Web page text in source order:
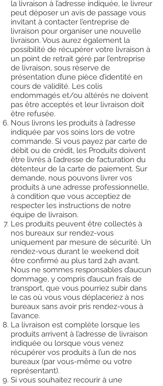
la livraison à l’adresse indiquée, le livreur
peut déposer un avis de passage vous
invitant à contacter l’entreprise de
livraison pour organiser une nouvelle
livraison. Vous aurez également la
possibilité de récupérer votre livraison à
un point de retrait géré par l’entreprise
de livraison, sous réserve de
présentation d’une pièce d’identité en
cours de validité. Les colis
endommagés et/ou altérés ne doivent
pas être acceptés et leur livraison doit
être refusée.
Nous livrons les produits à l’adresse
indiquée par vos soins lors de votre
commande. Si vous payez par carte de
débit ou de crédit, les Produits doivent
être livrés à l’adresse de facturation du
détenteur de la carte de paiement. Sur
demande, nous pouvons livrer vos
produits à une adresse professionnelle,
à condition que vous acceptiez de
respecter les instructions de notre
équipe de livraison.
Les produits peuvent être collectés à
nos bureaux sur rendez-vous
uniquement par mesure de sécurité. Un
rendez-vous durant le weekend doit
être confirmé au plus tard 24h avant.
Nous ne sommes responsables d’aucun
dommage, y compris d’aucun frais de
transport, que vous pourriez subir dans
le cas où vous vous déplaceriez à nos
bureaux sans avoir pris rendez-vous à
l’avance.
La livraison est complète lorsque les
produits arrivent à l’adresse de livraison
indiquée ou lorsque vous venez
récupérer vos produits à l’un de nos
bureaux (par vous-même ou votre
représentant).
Si vous souhaitez recourir à une